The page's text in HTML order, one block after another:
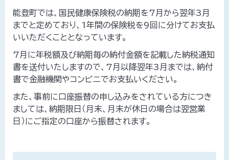
能登町では、国民健康保険税の納期を7月から翌年3月
までと定めており、1年間の保険税を9回に分けてお支払
いいただくこととなっています。
7月に年税額及び納期毎の納付金額を記載した納税通知
書を送付いたしますので、7月以降翌年3月までは、納付
書で金融機関やコンビニでお支払いください。
また、事前に口座振替の申し込みをされている方につき
ましては、納期限日（月末、月末が休日の場合は翌営業
日）にご指定の口座から振替されます。